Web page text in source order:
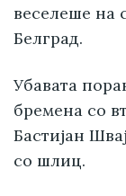
веселеше на
Белград.
Убавата
бремена со
Бастијан
со шлиц.